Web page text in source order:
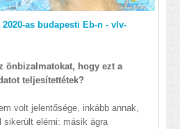
as budapesti Eb-n - vlv-
önbizalmatokat, hogy ezt a
teljesítettétek?
volt jelentősége, inkább annak,
sikerült elérni: másik ágra